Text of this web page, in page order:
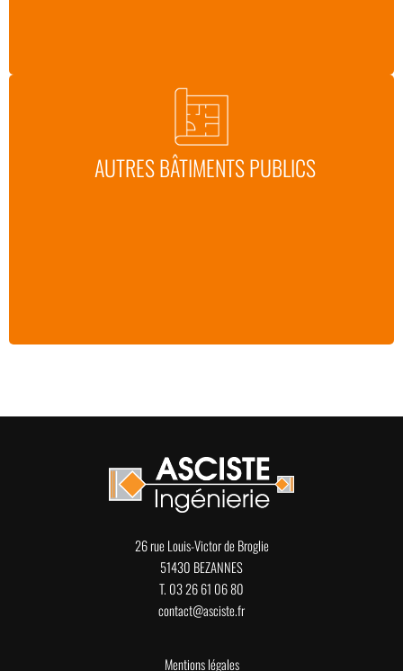
AUTRES BÂTIMENTS PUBLICS
26 rue Louis-Victor de Broglie
51430 BEZANNES
T. 03 26 61 06 80
contact@asciste.fr
Mentions légales